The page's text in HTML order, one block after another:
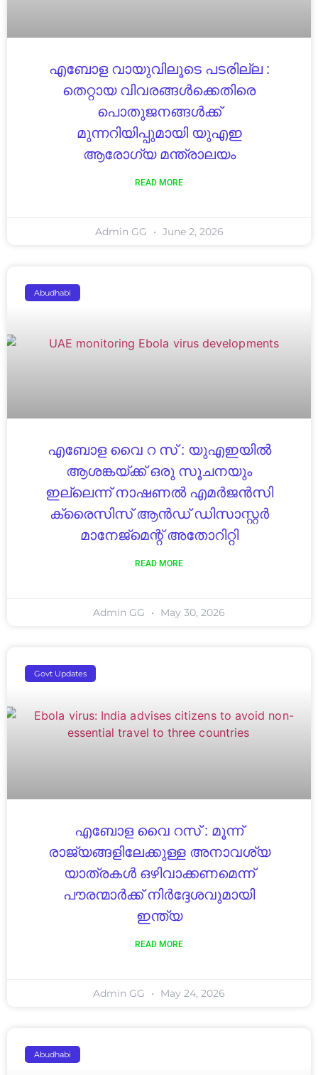
എബോള വായുവിലൂടെ പടരില്ല :
തെറ്റായ വിവരങ്ങൾക്കെതിരെ
പൊതുജനങ്ങൾക്ക്
മുന്നറിയിപ്പുമായി യുഎഇ
ആരോഗ്യ മന്ത്രാലയം
READ MORE
Admin GG June 2, 2026
Abudhabi
എബോള വൈ റ സ് : യുഎഇയിൽ
ആശങ്കയ്ക്ക് ഒരു സൂചനയും
ഇല്ലെന്ന് നാഷണൽ എമർജൻസി
ക്രൈസിസ് ആൻഡ് ഡിസാസ്റ്റർ
മാനേജ്മെന്റ് അതോറിറ്റി
READ MORE
Admin GG May 30, 2026
Govt Updates
എബോള വൈ റസ് : മൂന്ന്
രാജ്യങ്ങളിലേക്കുള്ള അനാവശ്യ
യാത്രകൾ ഒഴിവാക്കണമെന്ന്
പൗരന്മാർക്ക് നിർദ്ദേശവുമായി
ഇന്ത്യ
READ MORE
Admin GG May 24, 2026
Abudhabi